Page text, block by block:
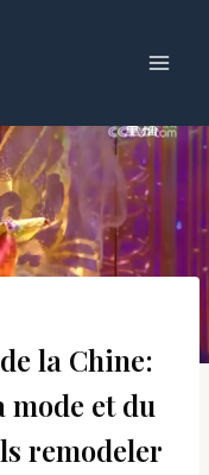
la Chine:
mode et du
remodeler